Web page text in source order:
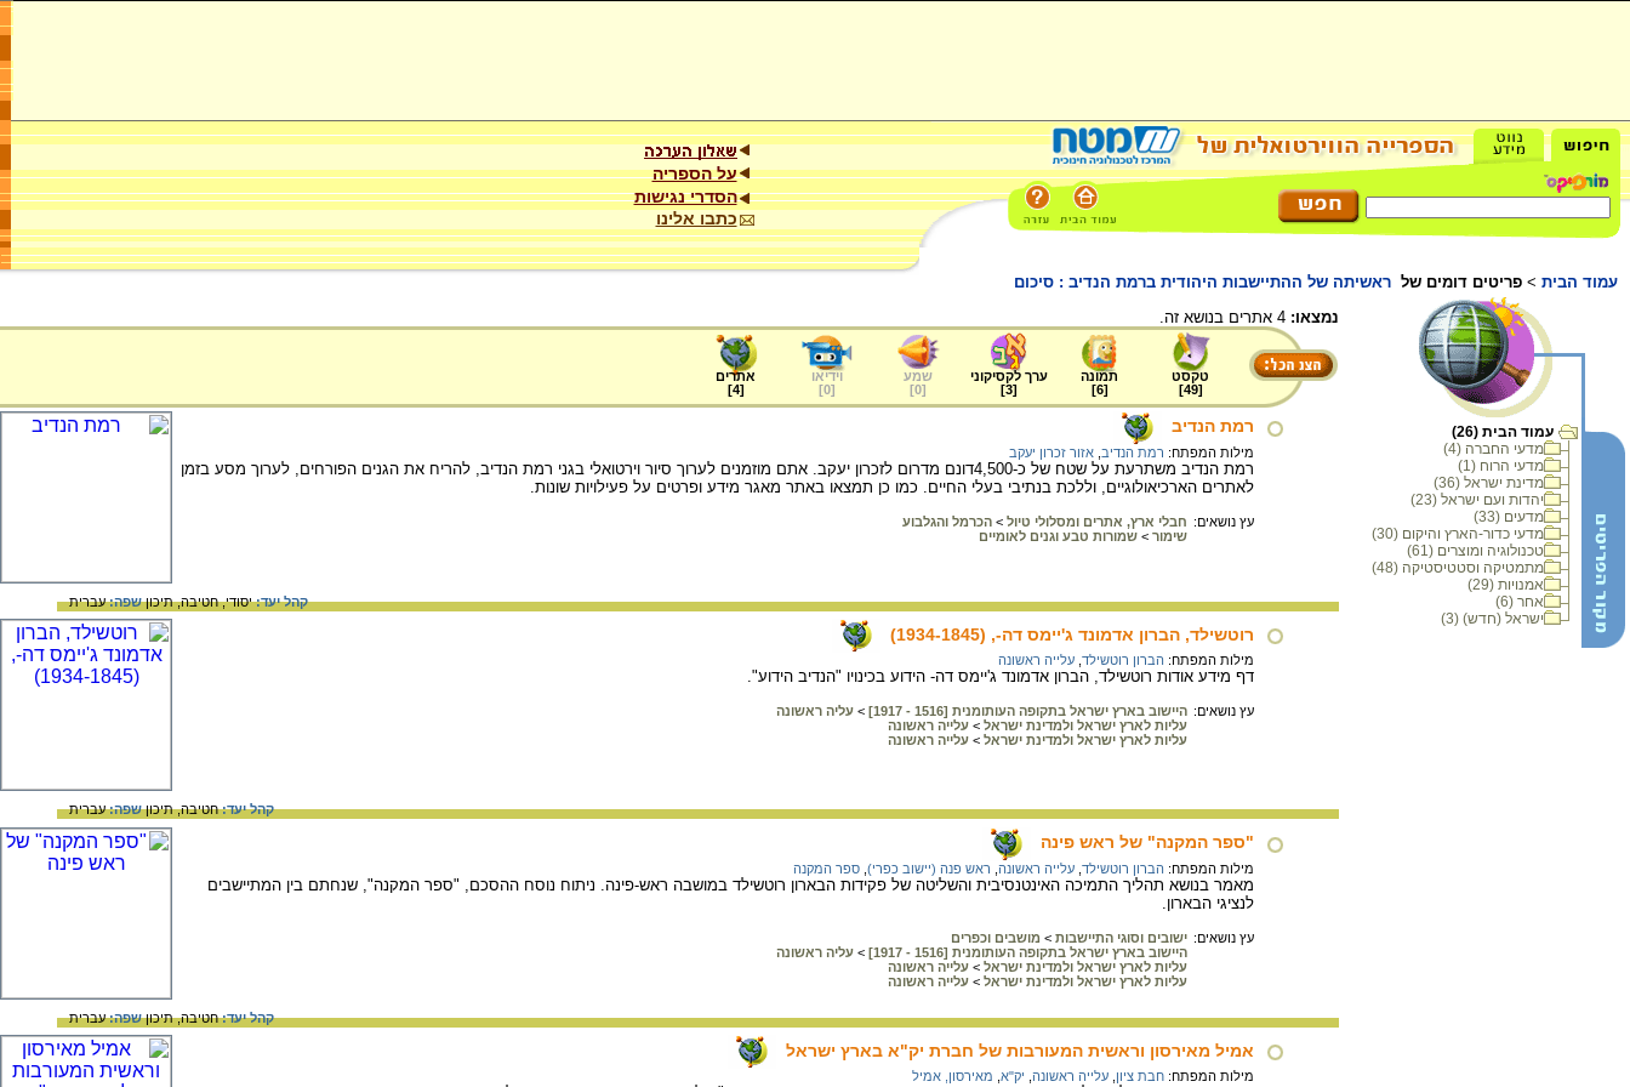
על הספריה
הסדרי נגישות
כתבו אלינו
עמוד הבית > פריטים דומים של ראשיתה של ההתיישבות היהודית ברמת הנדיב : סיכום
עמוד הבית (26)
מדעי החברה (4)
מדעי הרוח (1)
מדינת ישראל (36)
יהדות ועם ישראל (23)
מדעים (33)
מדעי כדור-הארץ והיקום (30)
טכנולוגיה ומוצרים (61)
מתמטיקה וסטטיסטיקה (48)
אמנויות (29)
אחר (6)
ישראל (חדש) (3)
נמצאו:
טקסט
[
49
]
תמונה
[
6
]
ערך לקסיקוני
[
3
]
שמע
[
0
]
וידיאו
[
0
]
אתרים
[
4
]
רמת הנדיב
מילות המפתח: רמת הנדיב אזור זכרון יעקב
רמת הנדיב משתרעת על שטח של כ-4,500דונם מדרום לזכרון יעקב. אתם מוזמנים לערוך סיור וירטואלי בגני רמת הנדיב, להריח את הגנים הפורחים, לערוך מסע בזמן
לאתרים הארכיאולוגיים, וללכת בנתיבי בעלי החיים. כמו כן תמצאו באתר מאגר מידע ופרטים על פעילויות שונות.
עץ נושאים: חבלי ארץ, אתרים ומסלולי טיול > הכרמל והגלבוע
שימור > שמורות טבע וגנים לאומיים
קהל יעד:יסודי,חטיבה,תיכוןשפה:עברית
רוטשילד, הברון אדמונד ג'יימס דה-, (1934-1845)
מילות המפתח: הברון רוטשילד עלייה ראשונה
דף מידע אודות רוטשילד, הברון אדמונד ג'יימס דה- הידוע בכינויו "הנדיב הידוע".
עץ נושאים: היישוב בארץ ישראל בתקופה העותומנית [1516 - 1917] > עליה ראשונה
עליות לארץ ישראל ולמדינת ישראל > עלייה ראשונה
עליות לארץ ישראל ולמדינת ישראל > עלייה ראשונה
קהל יעד:חטיבה,תיכוןשפה:עברית
"ספר המקנה" של ראש פינה
מילות המפתח: הברון רוטשילד עלייה ראשונה ראש פנה (יישוב כפרי) ספר המקנה
מאמר בנושא תהליך התמיכה האינטנסיבית והשליטה של פקידות הבארון רוטשילד במושבה ראש-פינה. ניתוח נוסח ההסכם, "ספר המקנה", שנחתם בין המתיישבים
לנציגי הבארון.
עץ נושאים: ישובים וסוגי התיישבות > מושבים וכפרים
היישוב בארץ ישראל בתקופה העותומנית [1516 - 1917]
> עליה ראשונה
עליות לארץ ישראל ולמדינת ישראל > עלייה ראשונה
עליות לארץ ישראל ולמדינת ישראל > עלייה ראשונה
קהל יעד:חטיבה,תיכוןשפה:עברית
אמיל מאירסון וראשית המעורבות של חברת יק"א בארץ ישראל
מילות המפתח: חבת ציון עלייה ראשונה יק"א מאירסון, אמיל